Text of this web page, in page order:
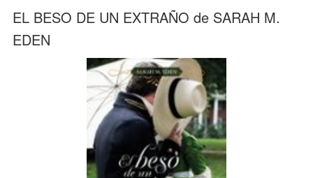
EL BESO DE UN EXTRAÑO de SARAH M.
EDEN